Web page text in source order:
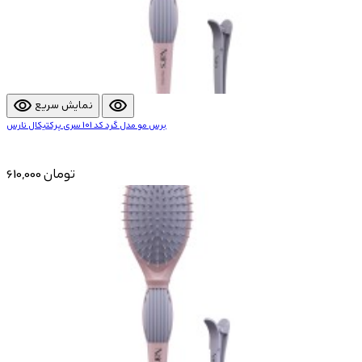
visibility نمایش سریع visibility
برس مو مدل گرد کد 101 سری پرکتیکال نارس
610,000 تومان